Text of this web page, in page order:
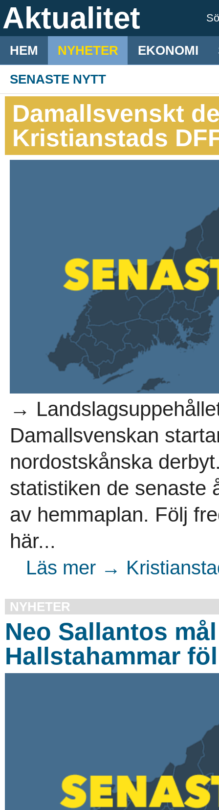
Aktualitet
HEM NYHETER EKONOMI
SENASTE NYTT
Damallsvenskt
Kristianstads
→
Damallsvenskan
nordostskånska
statistiken de senaste
av hemmaplan. Följ
här...
Läs mer →
NYHETER
Neo Sallantos
Hallstahammar